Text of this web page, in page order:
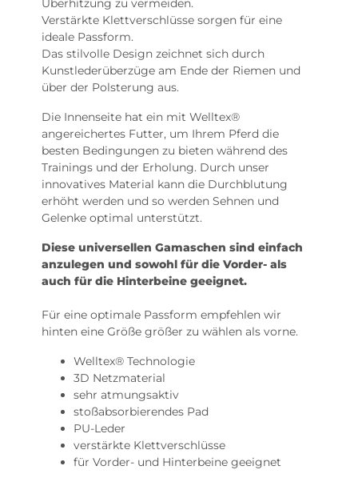
Überhitzung zu vermeiden.
Verstärkte Klettverschlüsse sorgen für eine
ideale Passform.
Das stilvolle Design zeichnet sich durch
Kunstlederüberzüge am Ende der Riemen und
über der Polsterung aus.
Die Innenseite hat ein mit Welltex®
angereichertes Futter, um Ihrem Pferd die
besten Bedingungen zu bieten während des
Trainings und der Erholung. Durch unser
innovatives Material kann die Durchblutung
erhöht werden und so werden Sehnen und
Gelenke optimal unterstützt.
Diese universellen Gamaschen sind einfach
anzulegen und sowohl für die Vorder- als
auch für die Hinterbeine geeignet.
Für eine optimale Passform empfehlen wir
hinten eine Größe größer zu wählen als vorne.
Welltex® Technologie
3D Netzmaterial
sehr atmungsaktiv
stoßabsorbierendes Pad
PU-Leder
verstärkte Klettverschlüsse
für Vorder- und Hinterbeine geeignet